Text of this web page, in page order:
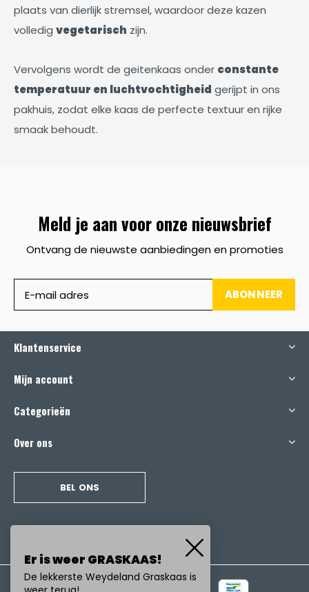
plaats van dierlijk stremsel, waardoor deze kazen
volledig vegetarisch zijn.
Vervolgens wordt de geitenkaas onder constante
temperatuur en luchtvochtigheid gerijpt in ons
pakhuis, zodat elke kaas de perfecte textuur en rijke
smaak behoudt.
Meld je aan voor onze nieuwsbrief
Ontvang de nieuwste aanbiedingen en promoties
ABONNEER
Klantenservice
Mijn account
Categorieën
Over ons
BEL ONS
Er is weer GRASKAAS!
De lekkerste Weydeland Graskaas is